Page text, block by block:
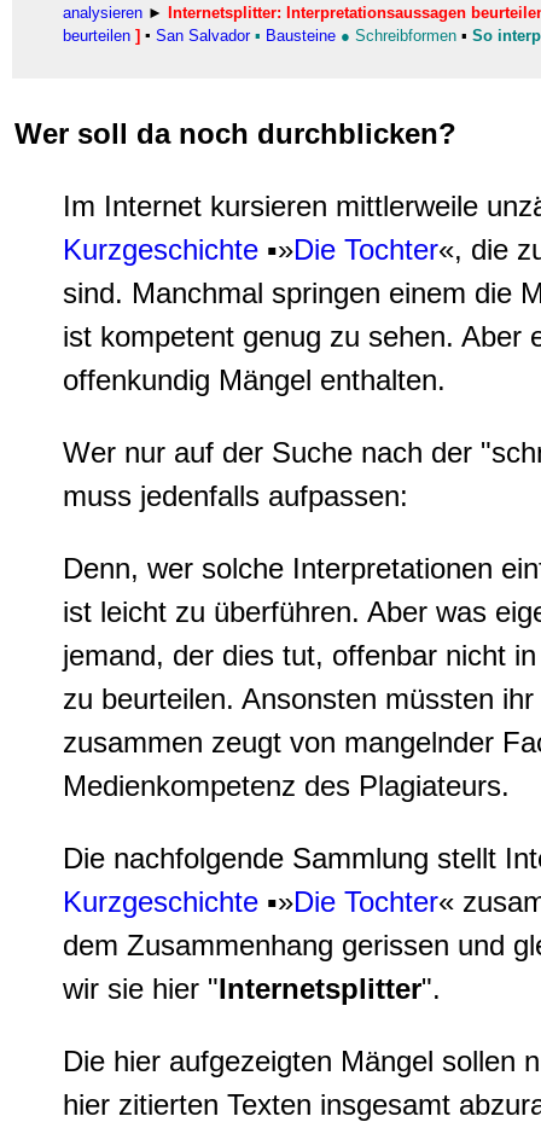
analysieren ►
Internetsplitter: Interpretationsaussagen
beurteilen ] ▪ San Salvador ▪ Bausteine ● Schreibformen ▪ So
Wer soll da noch durchblicken?
Im Internet kursieren mittlerweile
Kurzgeschichte ▪»Die Tochter«, die
sind. Manchmal springen einem die
ist kompetent genug zu sehen. Aber
offenkundig Mängel enthalten.
Wer nur auf der Suche nach der
muss jedenfalls aufpassen:
Denn, wer solche Interpretationen
ist leicht zu überführen. Aber was
jemand, der dies tut, offenbar nicht
zu beurteilen. Ansonsten müssten
zusammen zeugt von mangelnder
Medienkompetenz des Plagiateurs.
Die nachfolgende Sammlung stellt
Kurzgeschichte ▪»Die Tochter«
dem Zusammenhang gerissen und
wir sie hier "Internetsplitter".
Die hier aufgezeigten Mängel sollen
hier zitierten Texten insgesamt